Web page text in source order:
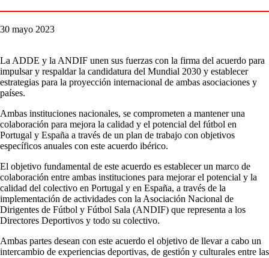
30 mayo 2023
La ADDE y la ANDIF unen sus fuerzas con la firma del acuerdo para
impulsar y respaldar la candidatura del Mundial 2030 y establecer
estrategias para la proyección internacional de ambas asociaciones y
países.
Ambas instituciones nacionales, se comprometen a mantener una
colaboración para mejora la calidad y el potencial del fútbol en
Portugal y España a través de un plan de trabajo con objetivos
específicos anuales con este acuerdo ibérico.
El objetivo fundamental de este acuerdo es establecer un marco de
colaboración entre ambas instituciones para mejorar el potencial y la
calidad del colectivo en Portugal y en España, a través de la
implementación de actividades con la Asociación Nacional de
Dirigentes de Fútbol y Fútbol Sala (ANDIF) que representa a los
Directores Deportivos y todo su colectivo.
Ambas partes desean con este acuerdo el objetivo de llevar a cabo un
intercambio de experiencias deportivas, de gestión y culturales entre las